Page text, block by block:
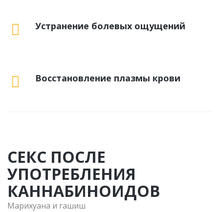
Устранение болевых ощущений
Восстановление плазмы крови
СЕКС ПОСЛЕ
УПОТРЕБЛЕНИЯ
КАННАБИНОИДОВ
Марихуана и гашиш